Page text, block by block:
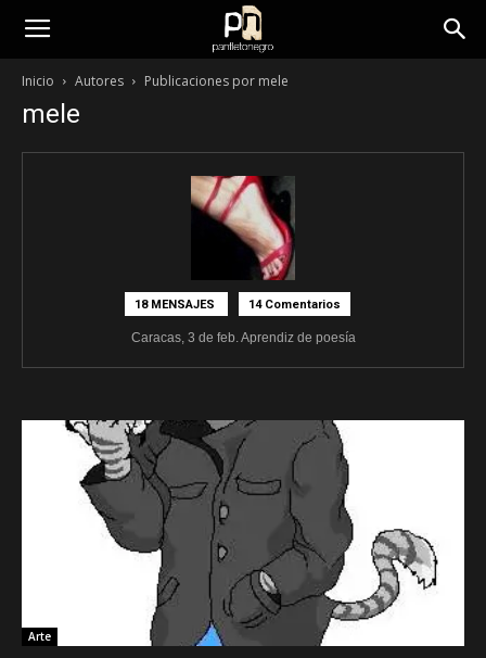
panfletonegro
Inicio Autores Publicaciones por mele
mele
18 MENSAJES 14 Comentarios
Caracas, 3 de feb. Aprendiz de poesía
Arte